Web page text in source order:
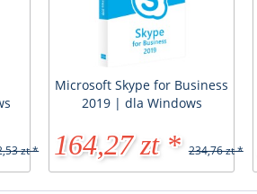
zt *
Microsoft Skype for Business
2019 | dla Windows
164,27 zt * 234,76 zt *